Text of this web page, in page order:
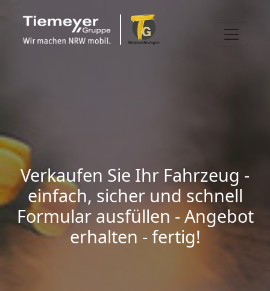
Verkaufen Sie Ihr Fahrzeug -
einfach, sicher und schnell
Formular ausfüllen - Angebot
erhalten - fertig!